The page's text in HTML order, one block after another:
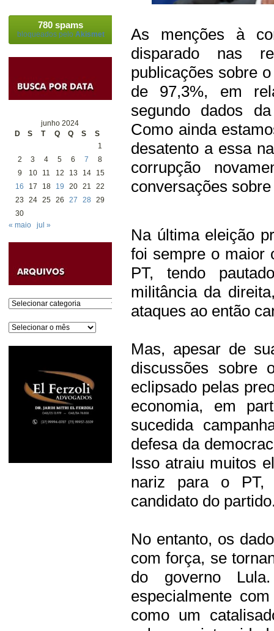
780 spams
bloqueados pelo Akismet
junho 2024
D
S T Q Q S
S
1
2
3 4 5 6 7
8
9
10 11 12 13 14
15
16
17 18 19 20 21
22
23
24 25 26 27 28
29
30
« maio
jul »
Categorias
Arquivos
As menções à
disparado nas
publicações sobre
de 97,3%, em
segundo dados
Como ainda
desatento a essa
corrupção
conversações
Na última eleição
foi sempre o maior
PT, tendo
militância da
ataques ao então
Mas, apesar de
discussões sobre
eclipsado pelas
economia, em
sucedida
defesa da
Isso atraiu muitos
nariz para o PT,
candidato do
No entanto, os
com força, se
do governo
especialmente
como um